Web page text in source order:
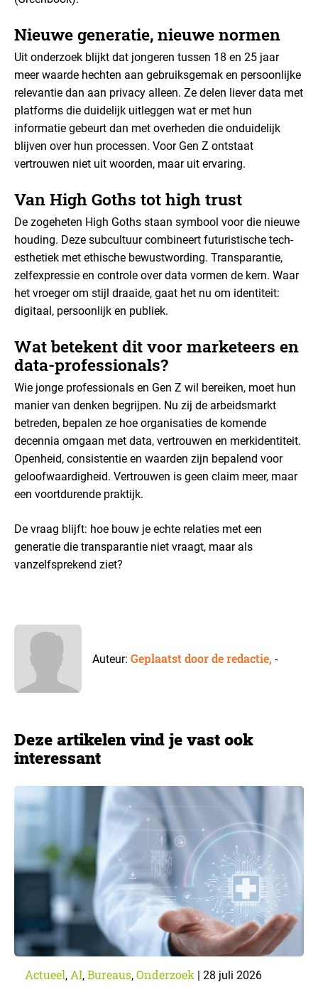
Nieuwe generatie, nieuwe normen
Uit onderzoek blijkt dat jongeren tussen 18 en 25 jaar
meer waarde hechten aan gebruiksgemak en persoonlijke
relevantie dan aan privacy alleen. Ze delen liever data met
platforms die duidelijk uitleggen wat er met hun
informatie gebeurt dan met overheden die onduidelijk
blijven over hun processen. Voor Gen Z ontstaat
vertrouwen niet uit woorden, maar uit ervaring.
Van High Goths tot high trust
De zogeheten High Goths staan symbool voor die nieuwe
houding. Deze subcultuur combineert futuristische tech-
esthetiek met ethische bewustwording. Transparantie,
zelfexpressie en controle over data vormen de kern. Waar
het vroeger om stijl draaide, gaat het nu om identiteit:
digitaal, persoonlijk en publiek.
Wat betekent dit voor marketeers en
data-professionals?
Wie jonge professionals en Gen Z wil bereiken, moet hun
manier van denken begrijpen. Nu zij de arbeidsmarkt
betreden, bepalen ze hoe organisaties de komende
decennia omgaan met data, vertrouwen en merkidentiteit.
Openheid, consistentie en waarden zijn bepalend voor
geloofwaardigheid. Vertrouwen is geen claim meer, maar
een voortdurende praktijk.
De vraag blijft: hoe bouw je echte relaties met een
generatie die transparantie niet vraagt, maar als
vanzelfsprekend ziet?
Auteur:Geplaatst door de redactie,-
Deze artikelen vind je vast ook
interessant
Actueel, AI, Bureaus, Onderzoek | 28 juli 2026